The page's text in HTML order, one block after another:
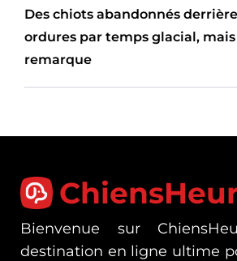
Des chiots abandonnés
ordures par temps glacial,
remarque
Bienvenue sur
destination en ligne ultime